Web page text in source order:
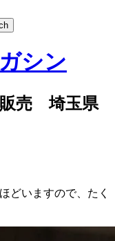
シン
販売 埼玉県
どいますので、たく